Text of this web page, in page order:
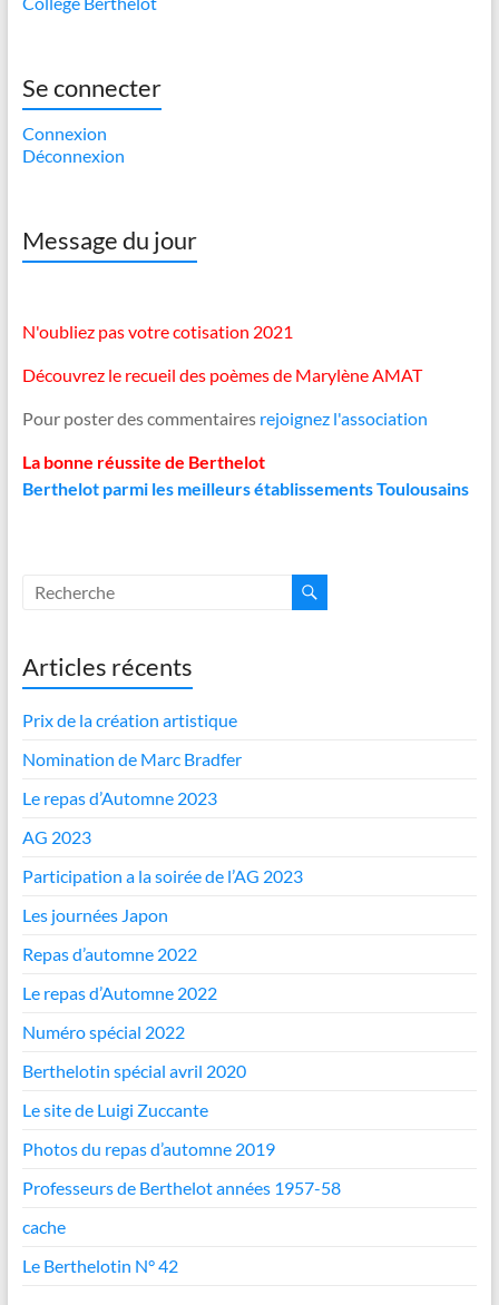
Se connecter
Connexion
Déconnexion
Message du jour
N'oubliez pas votre cotisation 2021
Découvrez le recueil des poèmes de Marylène AMAT
Pour poster des commentaires rejoignez l'association
La bonne réussite de Berthelot
Berthelot parmi les meilleurs établissements Toulousains
Articles récents
Prix de la création artistique
Nomination de Marc Bradfer
Le repas d’Automne 2023
AG 2023
Participation a la soirée de l’AG 2023
Les journées Japon
Repas d’automne 2022
Le repas d’Automne 2022
Numéro spécial 2022
Berthelotin spécial avril 2020
Le site de Luigi Zuccante
Photos du repas d’automne 2019
Professeurs de Berthelot années 1957-58
cache
Le Berthelotin N° 42